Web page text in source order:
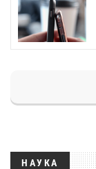
НАУКА